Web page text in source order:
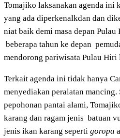
Tomajiko laksanakan agenda ini
yang ada diperkenalkdan dan
niat baik demi masa depan
beberapa tahun ke depan
mendorong pariwisata Pulau Hiri
Terkait agenda ini tidak hanya
menyediakan peralatan mancing.
pepohonan pantai alami,
karang dan ragam jenis batuan
jenis ikan karang seperti goropa